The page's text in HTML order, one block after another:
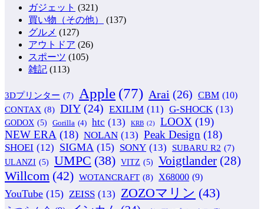
ガジェット (321)
買い物（その他）
(137)
グルメ (127)
アウトドア (26)
スポーツ (105)
雑記 (113)
3Dプリンター (7) Apple (77) Arai (26) CBM (10)
CONTAX (8) DIY (24) EXILIM (11) G-SHOCK (13)
GODOX (5) Gorilla (4) htc (13) KRB (2) LOOX (19)
NEW ERA (18) NOLAN (13) Peak Design (18)
SHOEI (12) SIGMA (15) SONY (13) SUBARU R2 (7)
ULANZI (5) UMPC (38) VITZ (5) Voigtlander (28)
Willcom (42) WOTANCRAFT (8) X68000 (9)
YouTube (15) ZEISS (13) ZOZOマリン (43)